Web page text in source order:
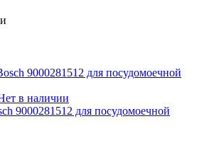
в наличии
9000281512 для посудомоечной